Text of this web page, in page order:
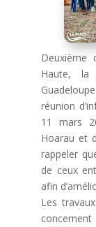
Deuxième
Haute,
réunion
11 mars
Hoarau et
rappeler
de ceux
afin
Les